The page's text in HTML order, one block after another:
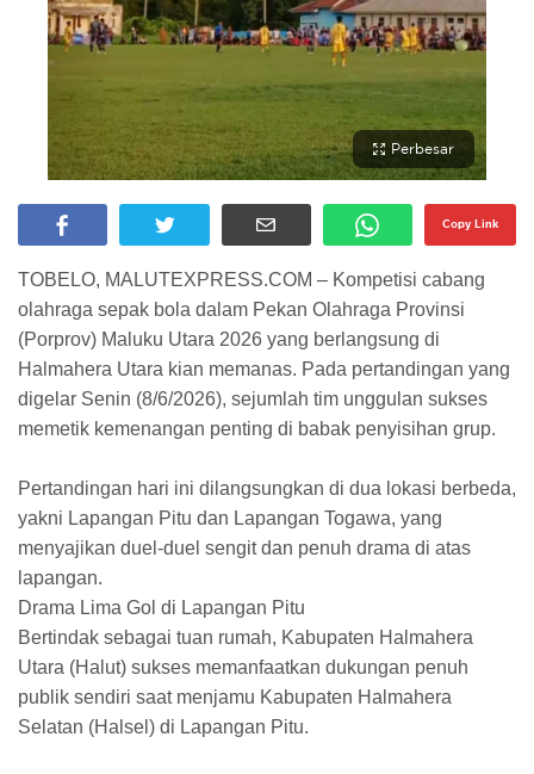
Perbesar
Copy Link
TOBELO, MALUTEXPRESS.COM – Kompetisi cabang
olahraga sepak bola dalam Pekan Olahraga Provinsi
(Porprov) Maluku Utara 2026 yang berlangsung di
Halmahera Utara kian memanas. Pada pertandingan yang
digelar Senin (8/6/2026), sejumlah tim unggulan sukses
memetik kemenangan penting di babak penyisihan grup.
Pertandingan hari ini dilangsungkan di dua lokasi berbeda,
yakni Lapangan Pitu dan Lapangan Togawa, yang
menyajikan duel-duel sengit dan penuh drama di atas
lapangan.
​Drama Lima Gol di Lapangan Pitu
​Bertindak sebagai tuan rumah, Kabupaten Halmahera
Utara (Halut) sukses memanfaatkan dukungan penuh
publik sendiri saat menjamu Kabupaten Halmahera
Selatan (Halsel) di Lapangan Pitu.